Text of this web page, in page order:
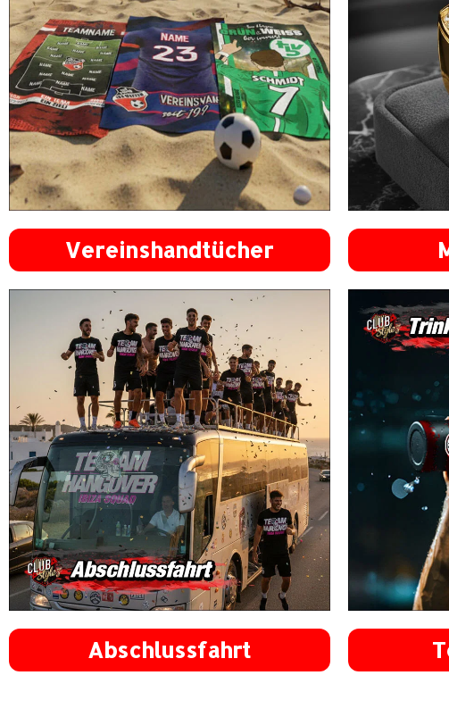
Vereinshandtücher
Abschlussfahrt